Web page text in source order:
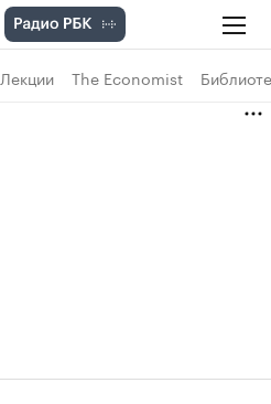
Лекции The Economist